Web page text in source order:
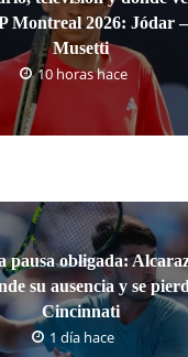
Montreal 2026: Jódar –
Musetti
10 horas hace
pausa obligada:
su ausencia y se
Cincinnati
1 día hace